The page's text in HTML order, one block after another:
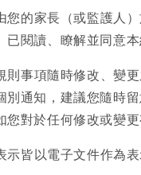
您的家長（或監護人
閱讀、瞭解並同意
則事項隨時修改、變
通知，建議您隨時
對於任何修改或變
皆以電子文件作為